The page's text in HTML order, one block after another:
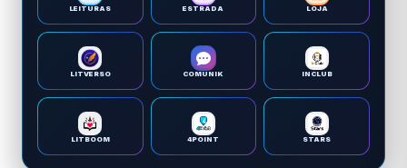
LEITURAS ESTRADA LOJA
LITVERSO COMUNIK INCLUB
LITBOOM 4POINT STARS